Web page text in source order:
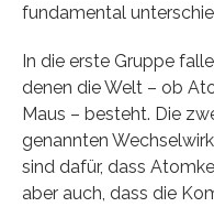
fundamental
In die erste Gruppe
denen die Welt – ob
Maus – besteht. Die
genannten
sind dafür, dass
aber auch, dass die